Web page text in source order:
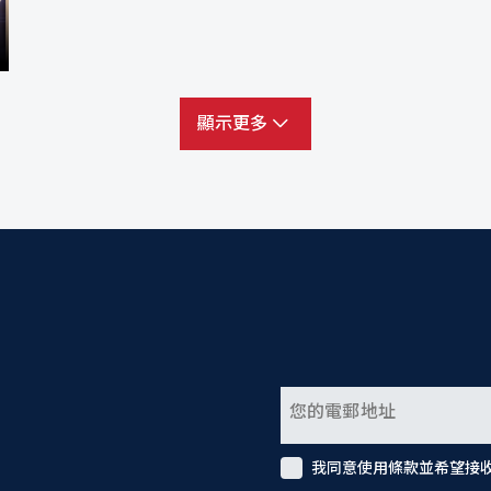
顯示更多
我同意使用條款並希望接